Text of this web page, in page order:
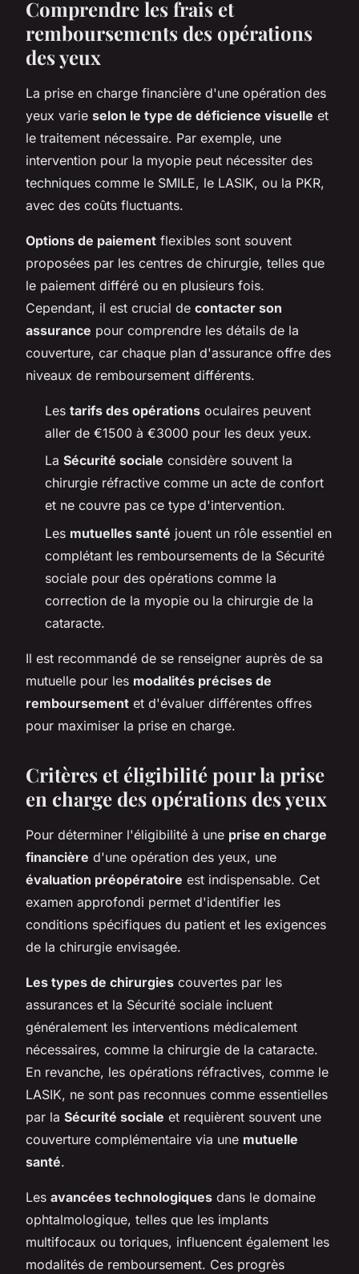
Comprendre les frais et
remboursements des opérations
des yeux
La prise en charge financière d'une opération des
yeux varie selon le type de déficience visuelle et
le traitement nécessaire. Par exemple, une
intervention pour la myopie peut nécessiter des
techniques comme le SMILE, le LASIK, ou la PKR,
avec des coûts fluctuants.
Options de paiement flexibles sont souvent
proposées par les centres de chirurgie, telles que
le paiement différé ou en plusieurs fois.
Cependant, il est crucial de contacter son
assurance pour comprendre les détails de la
couverture, car chaque plan d'assurance offre des
niveaux de remboursement différents.
Les tarifs des opérations oculaires peuvent
aller de €1500 à €3000 pour les deux yeux.
La Sécurité sociale considère souvent la
chirurgie réfractive comme un acte de confort
et ne couvre pas ce type d'intervention.
Les mutuelles santé jouent un rôle essentiel en
complétant les remboursements de la Sécurité
sociale pour des opérations comme la
correction de la myopie ou la chirurgie de la
cataracte.
Il est recommandé de se renseigner auprès de sa
mutuelle pour les modalités précises de
remboursement et d'évaluer différentes offres
pour maximiser la prise en charge.
Critères et éligibilité pour la prise
en charge des opérations des yeux
Pour déterminer l'éligibilité à une prise en charge
financière d'une opération des yeux, une
évaluation préopératoire est indispensable. Cet
examen approfondi permet d'identifier les
conditions spécifiques du patient et les exigences
de la chirurgie envisagée.
Les types de chirurgies couvertes par les
assurances et la Sécurité sociale incluent
généralement les interventions médicalement
nécessaires, comme la chirurgie de la cataracte.
En revanche, les opérations réfractives, comme le
LASIK, ne sont pas reconnues comme essentielles
par la Sécurité sociale et requièrent souvent une
couverture complémentaire via une mutuelle
santé.
Les avancées technologiques dans le domaine
ophtalmologique, telles que les implants
multifocaux ou toriques, influencent également les
modalités de remboursement. Ces progrès